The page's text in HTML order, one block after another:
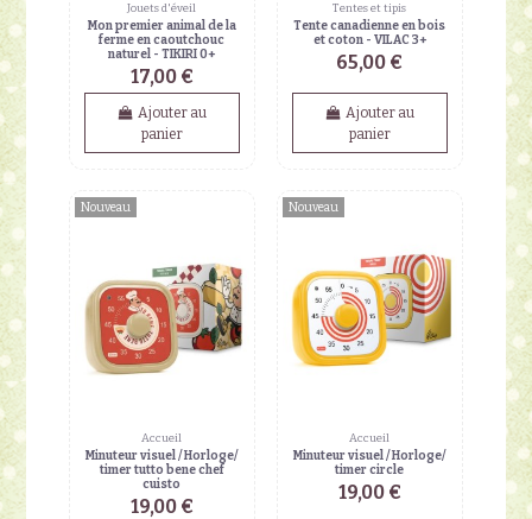
Jouets d'éveil
Mon premier animal de la
ferme en caoutchouc
naturel - TIKIRI 0+
17,00 €
Ajouter au
panier
Tentes et tipis
Tente canadienne en bois
et coton - VILAC 3+
65,00 €
Ajouter au
panier
Nouveau
Accueil
Minuteur visuel / Horloge/
timer tutto bene chef
cuisto
19,00 €
Nouveau
Accueil
Minuteur visuel / Horloge/
timer circle
19,00 €